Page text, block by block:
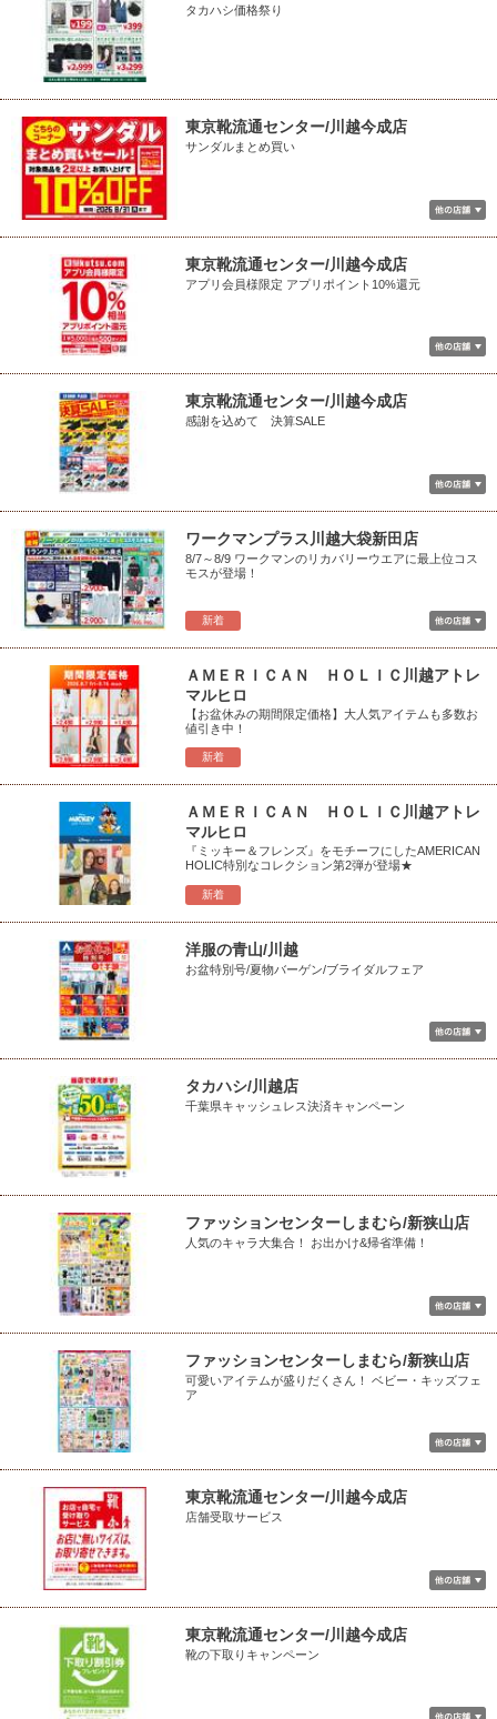
タカハシ価格祭り
東京靴流通センター/川越今成店
サンダルまとめ買い
東京靴流通センター/川越今成店
アプリ会員様限定 アプリポイント10%還元
東京靴流通センター/川越今成店
感謝を込めて 決算SALE
新着
ワークマンプラス川越大袋新田店
8/7～8/9 ワークマンのリカバリーウエアに最上位コス
モスが登場！
新着
ＡＭＥＲＩＣＡＮ ＨＯＬＩＣ川越アトレ
マルヒロ
【お盆休みの期間限定価格】大人気アイテムも多数お
値引き中！
新着
ＡＭＥＲＩＣＡＮ ＨＯＬＩＣ川越アトレ
マルヒロ
『ミッキー＆フレンズ』をモチーフにしたAMERICAN
HOLIC特別なコレクション第2弾が登場★
洋服の青山/川越
お盆特別号/夏物バーゲン/ブライダルフェア
タカハシ/川越店
千葉県キャッシュレス決済キャンペーン
ファッションセンターしまむら/新狭山店
人気のキャラ大集合！ お出かけ&帰省準備！
ファッションセンターしまむら/新狭山店
可愛いアイテムが盛りだくさん！ ベビー・キッズフェ
ア
東京靴流通センター/川越今成店
店舗受取サービス
東京靴流通センター/川越今成店
靴の下取りキャンペーン